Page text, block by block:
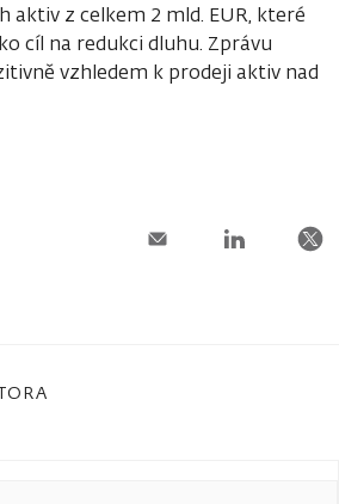
aktiv z celkem 2 mld. EUR, které
cíl na redukci dluhu. Zprávu
vzhledem k prodeji aktiv nad